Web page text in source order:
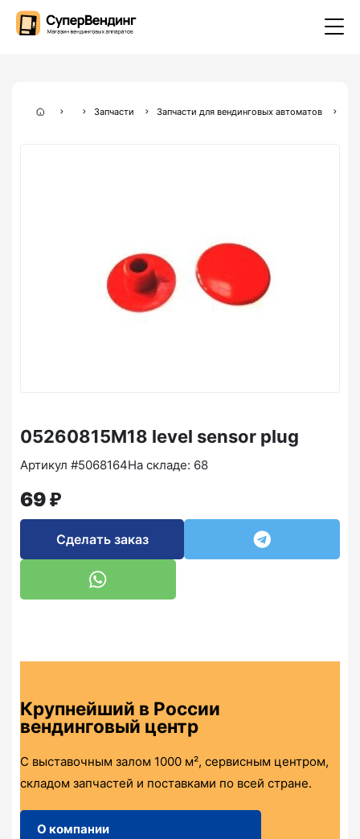
Запчасти Запчасти для вендинговых автоматов
05260815M18 level sensor plug
Артикул #5068164На складе: 68
69₽
Сделать заказ
Крупнейший в России
вендинговый центр
С выставочным залом 1000 м², сервисным центром,
складом запчастей и поставками по всей стране.
О компании